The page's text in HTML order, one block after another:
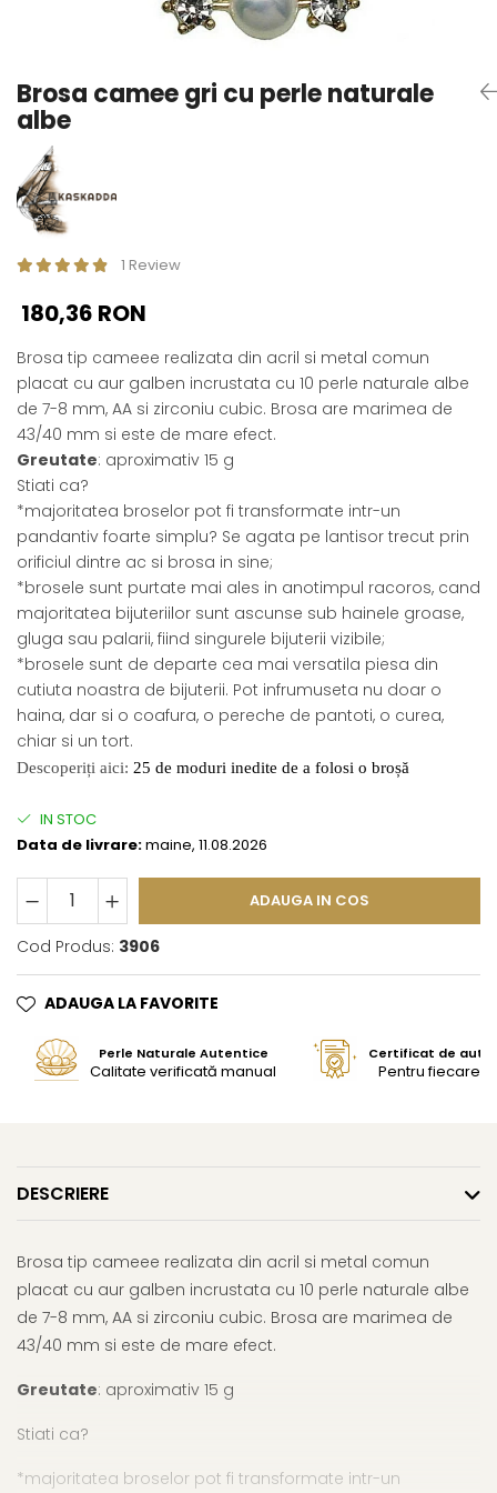
Seturi Perle cu Argint
Brose cu Perle
Brosa camee gri cu perle naturale
albe
1 Review
180,36 RON
Brosa tip cameee realizata din acril si metal comun
placat cu aur galben incrustata cu 10 perle naturale albe
de 7-8 mm, AA si zirconiu cubic. Brosa are marimea de
43/40 mm si este de mare efect.
Greutate: aproximativ 15 g
Stiati ca?
*majoritatea broselor pot fi transformate intr-un
pandantiv foarte simplu? Se agata pe lantisor trecut prin
orificiul dintre ac si brosa in sine;
*brosele sunt purtate mai ales in anotimpul racoros, cand
majoritatea bijuteriilor sunt ascunse sub hainele groase,
gluga sau palarii, fiind singurele bijuterii vizibile;
*brosele sunt de departe cea mai versatila piesa din
cutiuta noastra de bijuterii. Pot infrumuseta nu doar o
haina, dar si o coafura, o pereche de pantoti, o curea,
chiar si un tort.
Descoperiți aici: 25 de moduri inedite de a folosi o broșă
IN STOC
Data de livrare:maine, 11.08.2026
ADAUGA IN COS
Cod Produs: 3906
ADAUGA LA FAVORITE
Perle Naturale Autentice
Calitate verificată manual
Certificat de
Pentru fiecare
DESCRIERE
Brosa tip cameee realizata din acril si metal comun
placat cu aur galben incrustata cu 10 perle naturale albe
de 7-8 mm, AA si zirconiu cubic. Brosa are marimea de
43/40 mm si este de mare efect.
Greutate: aproximativ 15 g
Stiati ca?
*majoritatea broselor pot fi transformate intr-un